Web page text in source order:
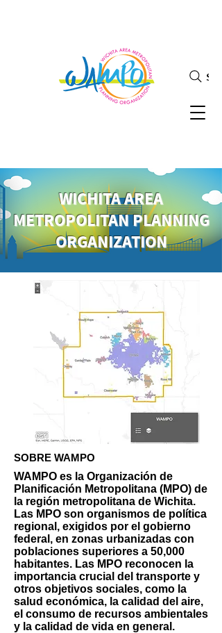
WICHITA AREA
METROPOLITAN PLANNING
ORGANIZATION
SOBRE WAMPO
WAMPO es la Organización de
Planificación Metropolitana (MPO) de
la región metropolitana de Wichita.
Las MPO son organismos de política
regional, exigidos por el gobierno
federal, en zonas urbanizadas con
poblaciones superiores a 50,000
habitantes. Las MPO reconocen la
importancia crucial del transporte y
otros objetivos sociales, como la
salud económica, la calidad del aire,
el consumo de recursos ambientales
y la calidad de vida en general.